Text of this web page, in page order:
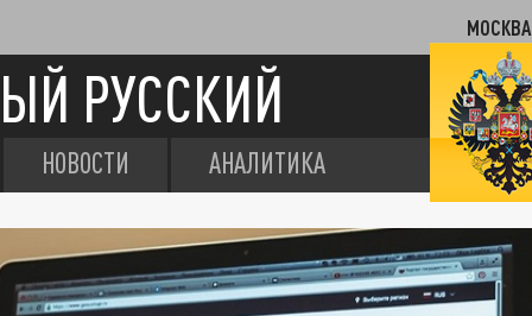
МОСКВА
РУССКИЙ
НОВОСТИ АНАЛИТИКА